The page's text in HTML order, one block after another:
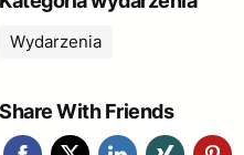
Wydarzenia
Share With Friends